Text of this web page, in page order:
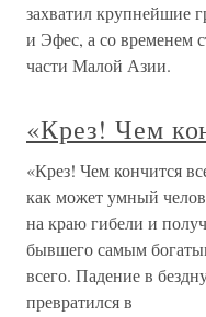
захватил крупнейшие
и Эфес, а со временем
части Малой Азии.
«Крез! Чем
«Крез! Чем кончится
как может умный
на краю гибели и
бывшего самым
всего. Падение в
превратился в